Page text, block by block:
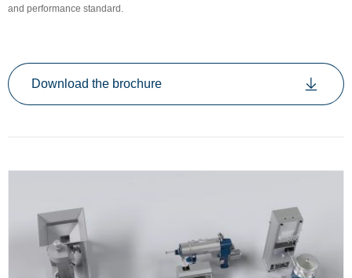
and performance standard.
Download the brochure